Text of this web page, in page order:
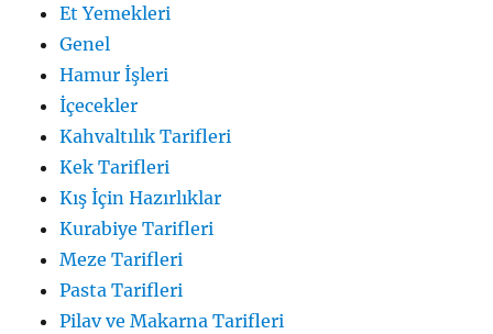
Et Yemekleri
Genel
Hamur İşleri
İçecekler
Kahvaltılık Tarifleri
Kek Tarifleri
Kış İçin Hazırlıklar
Kurabiye Tarifleri
Meze Tarifleri
Pasta Tarifleri
Pilav ve Makarna Tarifleri